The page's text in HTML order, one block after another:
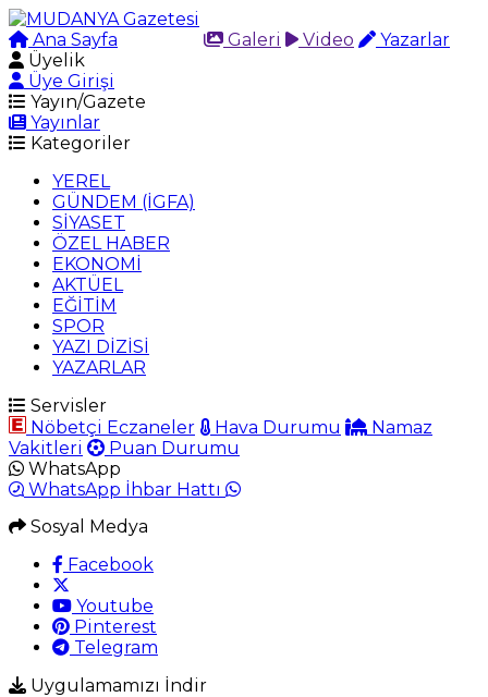
Ana Sayfa Galeri Video
Yazarlar
Üyelik
Üye Girişi
Yayın/Gazete
Yayınlar
Kategoriler
YEREL
GÜNDEM (İGFA)
SİYASET
ÖZEL HABER
EKONOMİ
AKTÜEL
EĞİTİM
SPOR
YAZI DİZİSİ
YAZARLAR
Servisler
Nöbetçi Eczaneler
Hava Durumu
Namaz
Vakitleri
Puan Durumu
WhatsApp
WhatsApp İhbar Hattı
Sosyal Medya
Facebook
Youtube
Pinterest
Telegram
Uygulamamızı İndir